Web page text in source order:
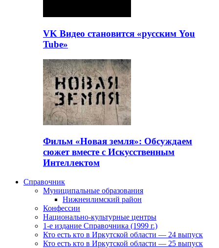
VK Видео становится «русским You
Tube»
Фильм «Новая земля»: Обсуждаем
сюжет вместе с Искусственным
Интеллектом
Справочник
Муниципальные образования
Нижнеилимский район
Конфессии
Национально-культурные центры
1-е издание Справочника (1999 г.)
Кто есть кто в Иркутской области — 24 выпуск
Кто есть кто в Иркутской области — 25 выпуск